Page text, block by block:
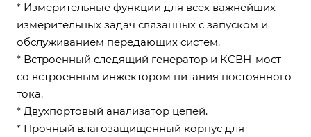
* Измерительные функции для всех важнейших
измерительных задач связанных с запуском и
обслуживанием передающих систем.
* Встроенный следящий генератор и КСВН-мост
со встроенным инжектором питания постоянного
тока.
* Двухпортовый анализатор цепей.
* Прочный влагозащищенный корпус для